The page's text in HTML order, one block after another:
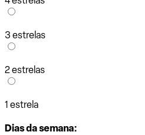
3 estrelas
2 estrelas
1 estrela
Dias da semana: